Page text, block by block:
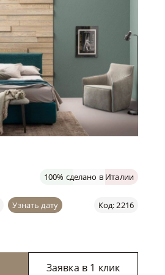
100% сделано в Италии
Код: 2216
Узнать дату
Заявка в 1 клик